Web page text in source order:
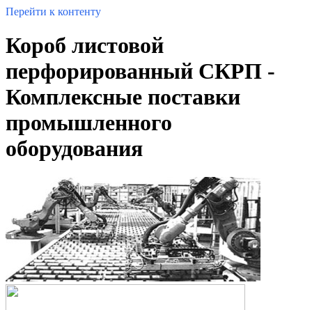
Перейти к контенту
Короб листовой
перфорированный СКРП -
Комплексные поставки
промышленного
оборудования